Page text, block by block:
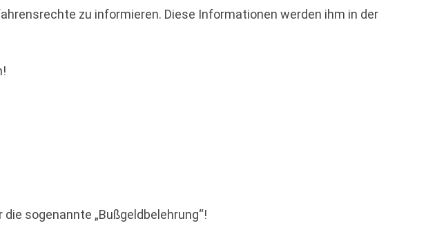
zu informieren. Diese Informationen werden ihm in der
sogenannte „Bußgeldbelehrung“!